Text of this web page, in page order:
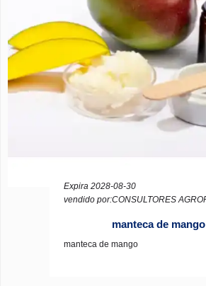
Expira 2028-08-30
vendido por:CONSULTORES
manteca de mango
manteca de mango